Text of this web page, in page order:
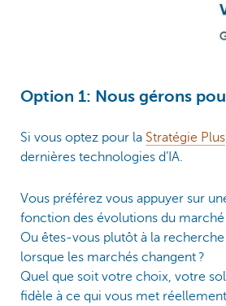
Option 1: Nous gérons
Si vous optez pour la Stratégie Plus
dernières technologies d’IA.
Vous préférez vous appuyer sur
fonction des évolutions du marché
Ou êtes‑vous plutôt à la
lorsque les marchés changent ?
Quel que soit votre choix, votre
fidèle à ce qui vous met